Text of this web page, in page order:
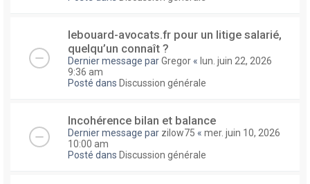
lebouard-avocats.fr pour un litige salarié,
quelqu’un connaît ?
Dernier message parGregor « lun. juin 22, 2026
9:36 am
Posté dans Discussion générale
Incohérence bilan et balance
Dernier message par zilow75 « mer. juin 10, 2026
10:00 am
Posté dans Discussion générale